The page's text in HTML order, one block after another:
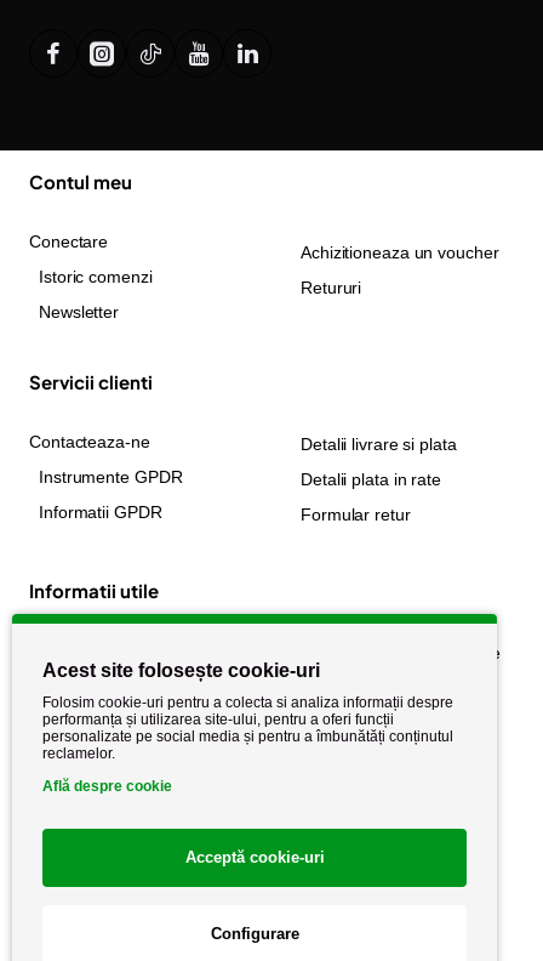
Contul meu
Conectare
Istoric comenzi
Newsletter
Achizitioneaza un voucher
Retururi
Servicii clienti
Contacteaza-ne
Instrumente GPDR
Informatii GPDR
Detalii livrare si plata
Detalii plata in rate
Formular retur
Informatii utile
Politica de cookie
Politica de confidențialitate
Termeni si conditii
Acest site folosește cookie-uri
Folosim cookie-uri pentru a colecta si analiza informații despre
performanța și utilizarea site-ului, pentru a oferi funcții
personalizate pe social media și pentru a îmbunătăți conținutul
reclamelor.
Află despre cookie
Acceptă cookie-uri
Configurare